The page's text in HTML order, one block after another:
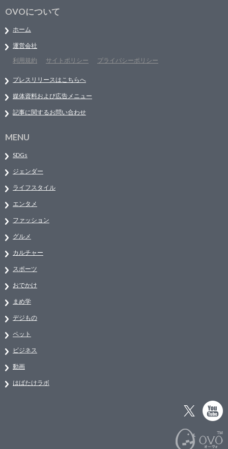
OVOについて
ホーム
運営会社
利用規約
サイトポリシー プライバシーポリシー
プレスリリースはこちらへ
媒体資料および広告メニュー
記事に関するお問い合わせ
MENU
SDGs
ジェンダー
ライフスタイル
エンタメ
ファッション
グルメ
カルチャー
スポーツ
おでかけ
まめ学
デジもの
ペット
ビジネス
動画
はばたけラボ